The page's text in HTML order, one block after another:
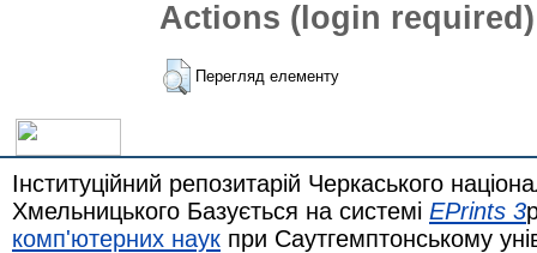
Actions (login required)
Перегляд елементу
Інституційний репозитарій Черкаського
Хмельницького Базується на системі EPrints 3
комп'ютерних наук при Саутгемптонському